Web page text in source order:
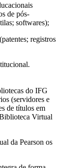
de pós-
softwares);
registros
do IFG
(servidores e
de títulos em
Virtual
da Pearson os